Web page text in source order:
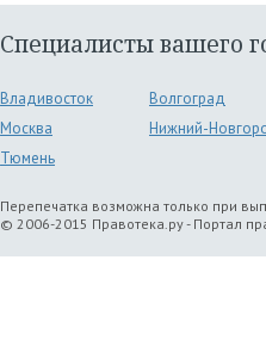
Специалисты вашего
Владивосток
Волгоград
Москва
Нижний-
Тюмень
Перепечатка возможна только при
© 2006-2015 Правотека.ру - Портал